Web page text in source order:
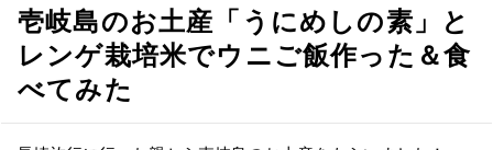
壱岐島のお土産「うにめしの素」と
レンゲ栽培米でウニご飯作った＆食
べてみた